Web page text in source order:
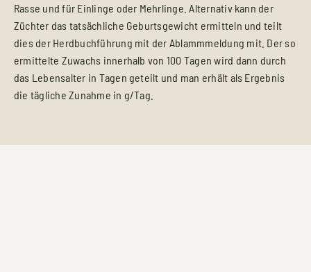
Rasse und für Einlinge oder Mehrlinge. Alternativ kann der
Züchter das tatsächliche Geburtsgewicht ermitteln und teilt
dies der Herdbuchführung mit der Ablammmeldung mit. Der so
ermittelte Zuwachs innerhalb von 100 Tagen wird dann durch
das Lebensalter in Tagen geteilt und man erhält als Ergebnis
die tägliche Zunahme in g/Tag.